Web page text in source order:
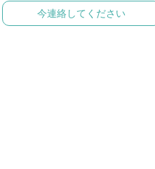
今連絡してください